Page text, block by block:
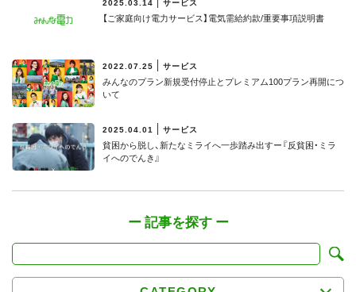
【ご家庭向け電力サービス】電気需給約款/重要事項説明書
2022.07.25 サービス
みんなのプラン新規受付停止とプレミアム100プラン再開につ
いて
2025.04.01 サービス
貧困から脱し、新たなミライへ一歩踏み出すー『反貧困・ミラ
イへのでんき』